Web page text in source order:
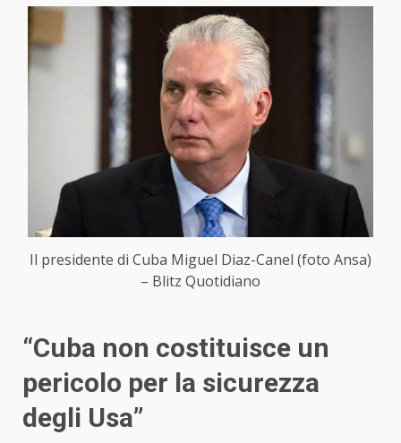
Il presidente di Cuba Miguel Diaz-Canel (foto Ansa)
– Blitz Quotidiano
“Cuba non costituisce un
pericolo per la sicurezza
degli Usa”